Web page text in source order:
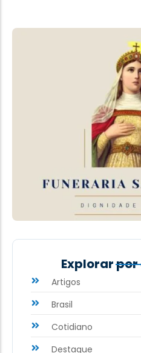
Explorar
Artigos
Brasil
Cotidiano
Destaque